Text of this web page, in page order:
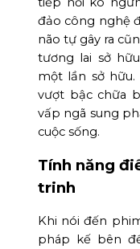
đảo công nghệ
não tự gây ra
tương lai sở
một lần sở
vượt bậc chữa
vấp ngã sung
cuộc sống.
Tính năng
trinh
Khi nói đến
pháp kế bên